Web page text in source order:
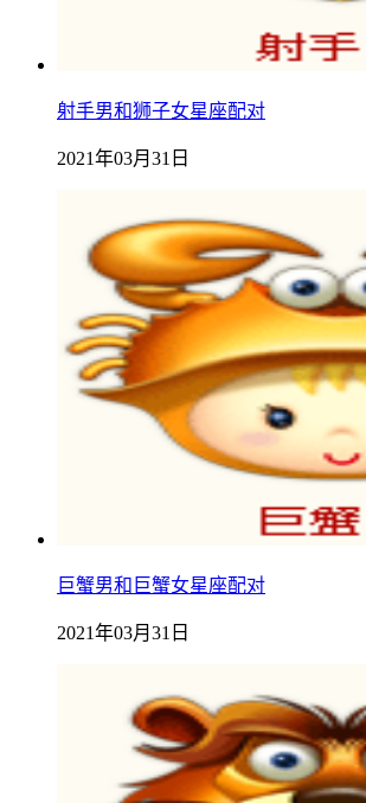
射手男和狮子女星座配对
2021年03月31日
巨蟹男和巨蟹女星座配对
2021年03月31日